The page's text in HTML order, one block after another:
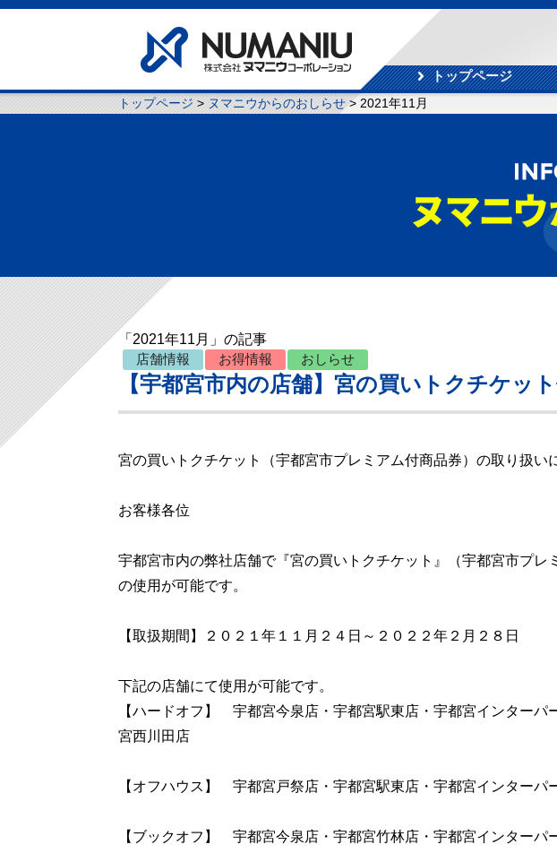
トップページ
トップページ > ヌマニウからのおしらせ> 2021年11月
「2021年11月」の記事
店舗情報
お得情報 おしらせ
【宇都宮市内の店舗】宮の買いトクチケッ
宮の買いトクチケット（宇都宮市プレミアム付商品券）の取り扱い
お客様各位
宇都宮市内の弊社店舗で『宮の買いトクチケット』（宇都宮市プレ
の使用が可能です。
【取扱期間】２０２１年１１月２４日～２０２２年２月２８日
下記の店舗にて使用が可能です。
【ハードオフ】 宇都宮今泉店・宇都宮駅東店・宇都宮インターパ
宮西川田店
【オフハウス】 宇都宮戸祭店・宇都宮駅東店・宇都宮インターパ
【ブックオフ】 宇都宮今泉店・宇都宮竹林店・宇都宮インターパ